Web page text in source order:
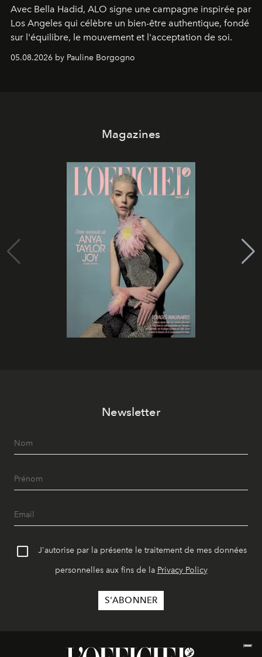
Avec Bella Hadid, ALO signe une campagne inspirée par
Los Angeles qui célèbre un bien-être authentique, fondé
sur l'équilibre, le mouvement et l'acceptation de soi.
05.08.2026 by Pauline Borgogno
Magazines
Newsletter
J'autorise par la présente le traitement de mes données
personnelles aux fins de la Privacy Policy